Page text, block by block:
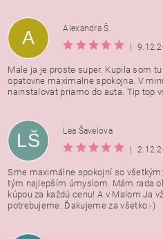
A
Alexandra Š.
|
Male ja je proste super. Kupila som
opatovne maximalne spokojna. V
nainstalovat priamo do auta. Tip top
LŠ
Lea Šavelova
|
Sme maximálne spokojní so
tým najlepším úmyslom. Mám rada
kúpou za každú cenu! A v Malom Ja
potrebujeme. Ďakujeme za všetko:-)